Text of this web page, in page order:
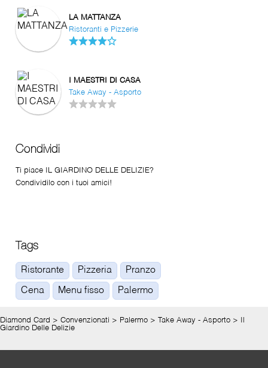
LA MATTANZA
Ristoranti e Pizzerie
I MAESTRI DI CASA
Take Away - Asporto
Condividi
Ti piace IL GIARDINO DELLE DELIZIE?
Condividilo con i tuoi amici!
Tags
Ristorante Pizzeria Pranzo
Cena Menu fisso Palermo
Diamond Card > Convenzionati > Palermo > Take Away - Asporto >
Giardino Delle Delizie